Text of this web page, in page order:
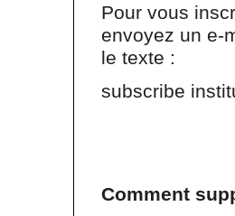
Pour vous
envoyez un e-
le texte :
subscribe
Comment